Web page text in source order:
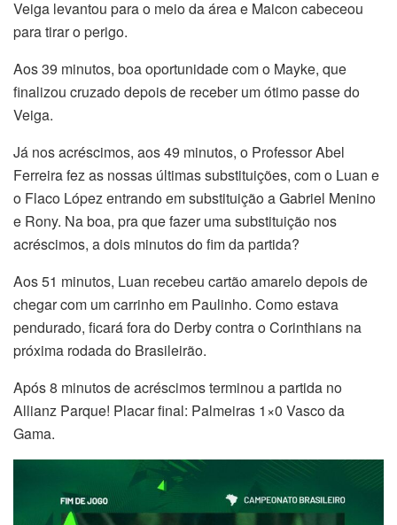
Veiga levantou para o meio da área e Maicon cabeceou
para tirar o perigo.
Aos 39 minutos, boa oportunidade com o Mayke, que
finalizou cruzado depois de receber um ótimo passe do
Veiga.
Já nos acréscimos, aos 49 minutos, o Professor Abel
Ferreira fez as nossas últimas substituições, com o Luan e
o Flaco López entrando em substituição a Gabriel Menino
e Rony. Na boa, pra que fazer uma substituição nos
acréscimos, a dois minutos do fim da partida?
Aos 51 minutos, Luan recebeu cartão amarelo depois de
chegar com um carrinho em Paulinho. Como estava
pendurado, ficará fora do Derby contra o Corinthians na
próxima rodada do Brasileirão.
Após 8 minutos de acréscimos terminou a partida no
Allianz Parque! Placar final: Palmeiras 1×0 Vasco da
Gama.